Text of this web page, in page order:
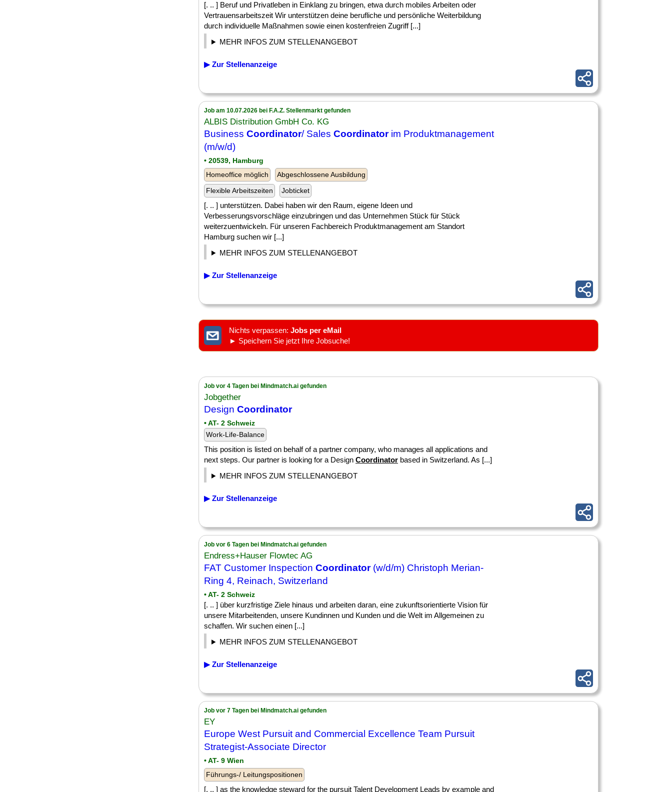
[. .. ] Beruf und Privatleben in Einklang zu bringen, etwa durch mobiles Arbeiten oder
Vertrauensarbeitszeit Wir unterstützen deine berufliche und persönliche Weiterbildung
durch individuelle Maßnahmen sowie einen kostenfreien Zugriff [...]
MEHR INFOS ZUM STELLENANGEBOT
▶ Zur Stellenanzeige
Job am 10.07.2026 bei F.A.Z. Stellenmarkt gefunden
ALBIS Distribution GmbH Co. KG
Business Coordinator/ Sales Coordinatorim Produktmanagement
(m/w/d)
• 20539, Hamburg
Homeoffice möglich
Abgeschlossene Ausbildung
Flexible Arbeitszeiten
Jobticket
[. .. ] unterstützen. Dabei haben wir den Raum, eigene Ideen und
Verbesserungsvorschläge einzubringen und das Unternehmen Stück für Stück
weiterzuentwickeln. Für unseren Fachbereich Produktmanagement am Standort
Hamburg suchen wir [...]
MEHR INFOS ZUM STELLENANGEBOT
▶ Zur Stellenanzeige
Nichts verpassen: Jobs per eMail
► Speichern Sie jetzt Ihre Jobsuche!
Job vor 4 Tagen bei Mindmatch.ai gefunden
Jobgether
Design Coordinator
• AT- 2 Schweiz
Work-Life-Balance
This position is listed on behalf of a partner company, who manages all applications and
next steps. Our partner is looking for a Design Coordinator based in Switzerland. As [...]
MEHR INFOS ZUM STELLENANGEBOT
▶ Zur Stellenanzeige
Job vor 6 Tagen bei Mindmatch.ai gefunden
Endress+Hauser Flowtec AG
FAT Customer Inspection Coordinator(w/d/m) Christoph Merian-
Ring 4, Reinach, Switzerland
• AT- 2 Schweiz
[. .. ] über kurzfristige Ziele hinaus und arbeiten daran, eine zukunftsorientierte Vision für
unsere Mitarbeitenden, unsere Kundinnen und Kunden und die Welt im Allgemeinen zu
schaffen. Wir suchen einen [...]
MEHR INFOS ZUM STELLENANGEBOT
▶ Zur Stellenanzeige
Job vor 7 Tagen bei Mindmatch.ai gefunden
EY
Europe West Pursuit and Commercial Excellence Team Pursuit
Strategist-Associate Director
• AT- 9 Wien
Führungs-/ Leitungspositionen
[. .. ] as the knowledge steward for the pursuit Talent Development Leads by example and